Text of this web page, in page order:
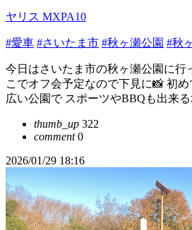
ヤリス MXPA10
#愛車 #さいたま市 #秋ヶ瀬公園 #秋
今日はさいたま市の秋ヶ瀬公園に行
こでオフ会予定なので下見に📸 初
広い公園で スポーツやBBQも出来
thumb_up 322
comment0
2026/01/29 18:16